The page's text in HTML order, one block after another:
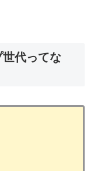
代ってな